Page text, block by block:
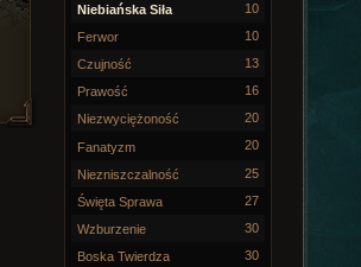
Niebiańska Siła 10
Ferwor 10
Czujność 13
Prawość 16
Niezwyciężoność 20
Fanatyzm 20
Niezniszczalność 25
Święta Sprawa 27
Wzburzenie 30
Boska Twierdza 30